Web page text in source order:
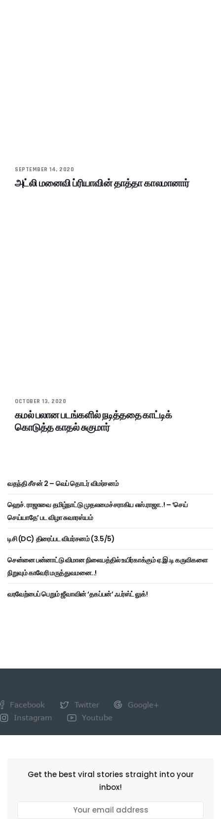
SEPTEMBER 14, 2020
அட்லி மனைவி ப்ரியாவின் தாத்தா காலமானார்
OCTOBER 13, 2020
கமல் பலான படங்களில் நடித்ததை காட்டிக்
கொடுத்த காதல் சுகுமார்
வதந்தி சீசன் 2 – வெப் தொடர் விமர்சனம்
ஹெச். ராஜாவை தமிழ்நாட்டு முதலமைச்சராகிய எஸ்.ராஜா..! – ‘செய்
செய்யாதே’ பட விழா சுவாரஸ்யம்
டிசி (DC) திரைப்பட விமர்சனம் (3.5/5)
சென்னை பன்னாட்டு விமான நிலையத்தில் உயிர்காக்கும் ஏ.இ.டி கருவிகளை
நிறுவும் காவேரி மருத்துவமனை..!
வரவேற்பைப் பெறும் ஜீவாவின் ‘தகப்பன்’ ஃபர்ஸ்ட் லுக்!
Facebook Twitter
Google+
Instagram
Youtube
Get the best viral stories straight into your
inbox!